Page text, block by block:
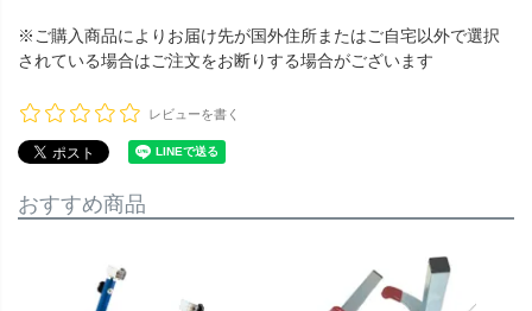
※ご購入商品によりお届け先が国外住所またはご自宅以外で選択
されている場合はご注文をお断りする場合がございます
レビューを書く
おすすめ商品